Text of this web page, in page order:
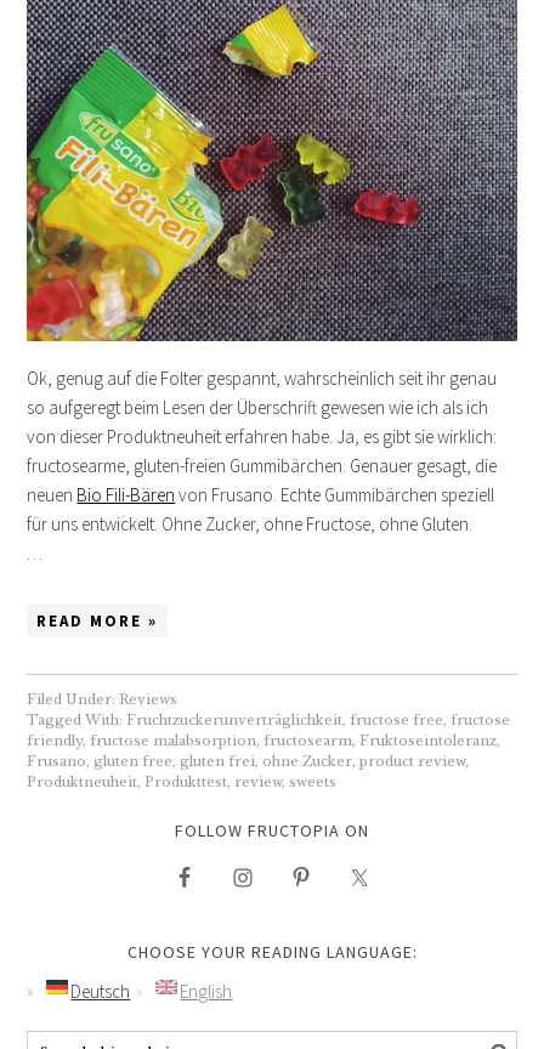
Ok, genug auf die Folter gespannt, wahrscheinlich seit ihr genau
so aufgeregt beim Lesen der Überschrift gewesen wie ich als ich
von dieser Produktneuheit erfahren habe. Ja, es gibt sie wirklich:
fructosearme, gluten-freien Gummibärchen. Genauer gesagt, die
neuen Bio Fili-Bären von Frusano. Echte Gummibärchen speziell
für uns entwickelt. Ohne Zucker, ohne Fructose, ohne Gluten.
…
READ MORE »
Filed Under: Reviews
Tagged With: Fruchtzuckerunverträglichkeit,fructose free,fructose
friendly,fructose malabsorption,fructosearm, Fruktoseintoleranz,
Frusano, gluten free, gluten frei, ohne Zucker,product review,
Produktneuheit, Produkttest, review, sweets
FOLLOW FRUCTOPIA ON
CHOOSE YOUR READING LANGUAGE:
Deutsch English